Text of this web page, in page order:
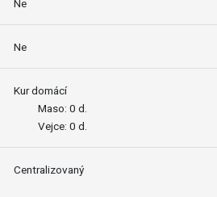
Ne
Ne
Kur domácí
Maso: 0 d.
Vejce: 0 d.
Centralizovaný